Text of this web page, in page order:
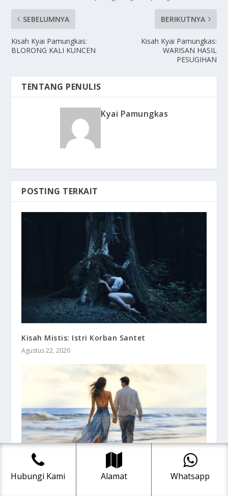
SEBELUMNYA
Kisah Kyai Pamungkas:
BLORONG KALI KUNCEN
BERIKUTNYA
Kisah Kyai Pamungkas:
WARISAN HASIL
PESUGIHAN
TENTANG PENULIS
Kyai Pamungkas
POSTING TERKAIT
Kisah Mistis: Istri Korban Santet
Agustus 22, 2020
Hubungi Kami Alamat Whatsapp